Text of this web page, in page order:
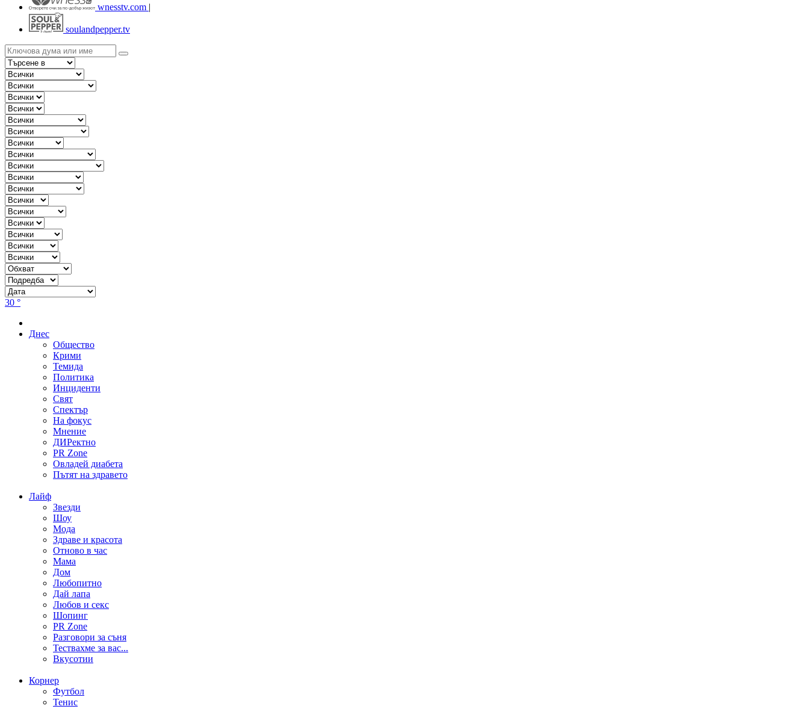
wnesstv.com |
soulandpepper.tv
30 °
Днес
Общество
Крими
Темида
Политика
Инциденти
Свят
Спектър
На фокус
Мнение
ДИРектно
PR Zone
Овладей диабета
Пътят на здравето
Лайф
Звезди
Шоу
Мода
Здраве и красота
Отново в час
Мама
Дом
Любопитно
Дай лапа
Любов и секс
Шопинг
PR Zone
Разговори за съня
Тествахме за вас...
Вкусотии
Корнер
Футбол
Тенис